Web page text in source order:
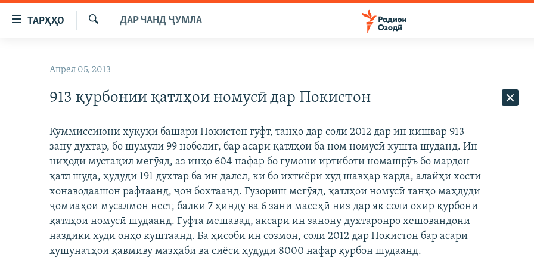
Пайвандҳои
дастрасӣ
ТАРҲҲО
ИҚТИСОД
ҚАЗИЯИ "КРОКУС"
ОСИЁИ МАРКАЗӢ
МЕҲМОНИ ОЗОДӢ
ВАРЗИШ
ГАПИ ОЗОД
РӮЗГОРИ МУҲОҶИР
ТАҲҚИҚОТ
ҶАНГ ДАР УКРАИНА
НАЗАРИ МАРДУМ
БЛОГИСТОН
ОЗОДӢ ОНЛАЙН
ЧАНДРАСОНАӢ
НИГОРИСТОН
РӮЙХАТҲО
КИТОБҲОИ ОЗОДӢ
ДАР ЧАНД ҶУМЛА
Апрел 05, 2013
913 қурбонии қатлҳои номусӣ дар Покистон
Куммиссиюни ҳуқуқи башари Покистон гуфт, танҳо дар соли 2012 дар ин кишвар 913
зану духтар, бо шумули 99 ноболиғ, бар асари қатлҳои ба ном номусӣ кушта шуданд. Ин
ниҳоди мустақил мегӯяд, аз инҳо 604 нафар бо гумони иртиботи номашрӯъ бо мардон
қатл шуда, ҳудуди 191 духтар ба ин далел, ки бо ихтиёри худ шавҳар карда, алайҳи хости
хонаводаашон рафтаанд, ҷон бохтаанд. Гузориш мегӯяд, қатлҳои номусӣ танҳо маҳдуди
ҷомиаҳои мусалмон нест, балки 7 ҳинду ва 6 зани масеҳӣ низ дар як соли охир қурбони
қатлҳои номусӣ шудаанд. Гуфта мешавад, аксари ин занону духтаронро хешовандони
наздики худи онҳо куштаанд. Ба ҳисоби ин созмон, соли 2012 дар Покистон бар асари
хушунатҳои қавмиву мазҳабӣ ва сиёсӣ ҳудуди 8000 нафар қурбон шудаанд.